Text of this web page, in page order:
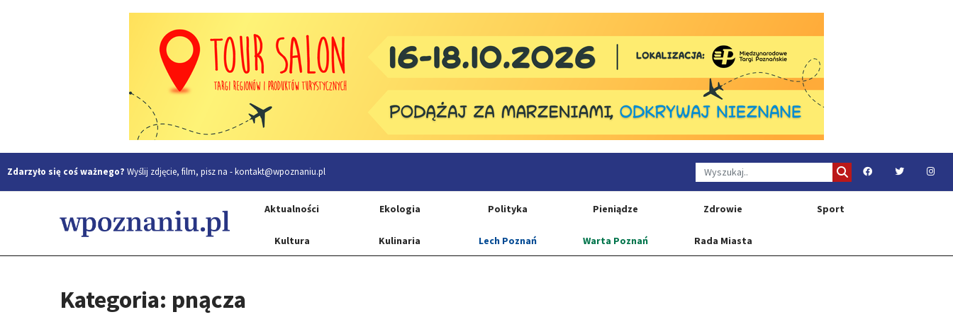
Zdarzyło się coś ważnego? Wyślij zdjęcie, film, pisz na -kontakt@wpoznaniu.pl
Aktualności Ekologia Polityka Pieniądze Zdrowie Sport
Kultura Kulinaria Lech Poznań Warta Poznań Rada Miasta
Kategoria: pnącza